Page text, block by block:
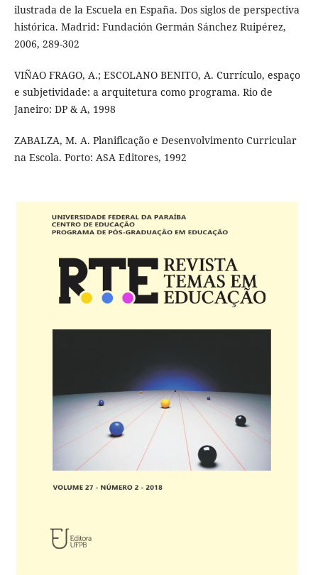
ilustrada de la Escuela en España. Dos siglos de perspectiva
histórica. Madrid: Fundación Germán Sánchez Ruipérez,
2006, 289-302
VIÑAO FRAGO, A.; ESCOLANO BENITO, A. Currículo, espaço
e subjetividade: a arquitetura como programa. Rio de
Janeiro: DP & A, 1998
ZABALZA, M. A. Planificação e Desenvolvimento Curricular
na Escola. Porto: ASA Editores, 1992